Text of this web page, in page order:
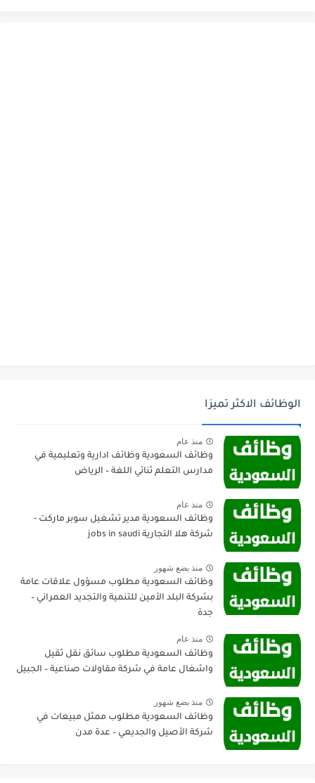
الوظائف الاكثر تميزا
منذ عام
وظائف السعودية وظائف ادارية وتعليمية في
مدارس التعلم ثنائي اللغة – الرياض
منذ عام
وظائف السعودية مدير تشغيل سوبر ماركت -
شركة هلا التجارية jobs in saudi
منذ بضع شهور
وظائف السعودية مطلوب مسؤول علاقات عامة
بشركة البلد الأمين للتنمية والتجديد العمراني –
جدة
منذ عام
وظائف السعودية مطلوب سائق نقل ثقيل
واشغال عامة في شركة مقاولات صناعية – الجبيل
منذ بضع شهور
وظائف السعودية مطلوب ممثل مبيعات في
شركة الأصيل والجديعي – عدة مدن